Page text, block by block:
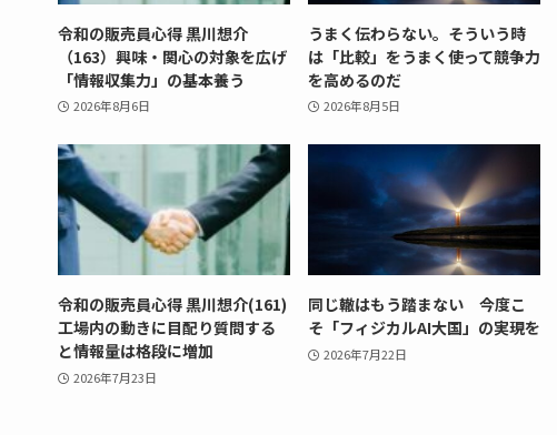
令和の販売員心得 黒川想介
（163）興味・関心の対象を広げ
「情報収集力」の基本養う
2026年8月6日
うまく伝わらない。そういう時
は「比較」をうまく使って競争力
を高めるのだ
2026年8月5日
令和の販売員心得 黒川想介(161)
工場内の動きに目配り質問する
と情報量は格段に増加
2026年7月23日
同じ轍はもう踏まない 今度こ
そ「フィジカルAI大国」の実現を
2026年7月22日